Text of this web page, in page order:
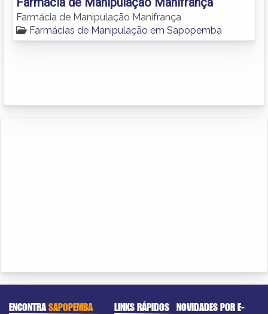
Farmácia de Manipulação Manifrança
Farmácias de Manipulação em Sapopemba
ENCONTRASAPOPEMBA LINKS RÁPIDOS NOVIDADES POR E-